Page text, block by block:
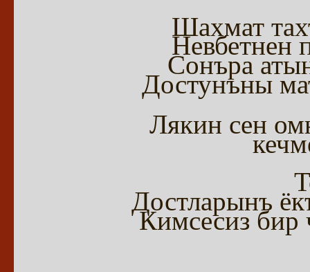
Шахмат
Невбетнен
Сонъра
Достунъны
Лякин сен
Достларынъ
Кимсесиз бир